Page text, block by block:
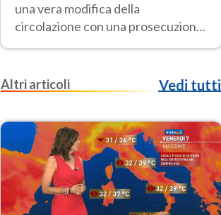
una vera modifica della
circolazione con una prosecuzione
del caldo fuori scala per molti
Ferragosto
Altri articoli Vedi tutti